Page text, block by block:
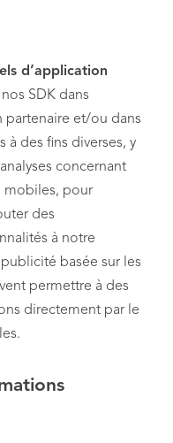
d’application
SDK dans
partenaire et/ou dans
à des fins diverses, y
concernant
mobiles, pour
des
à notre
basée sur les
permettre à des
directement par le